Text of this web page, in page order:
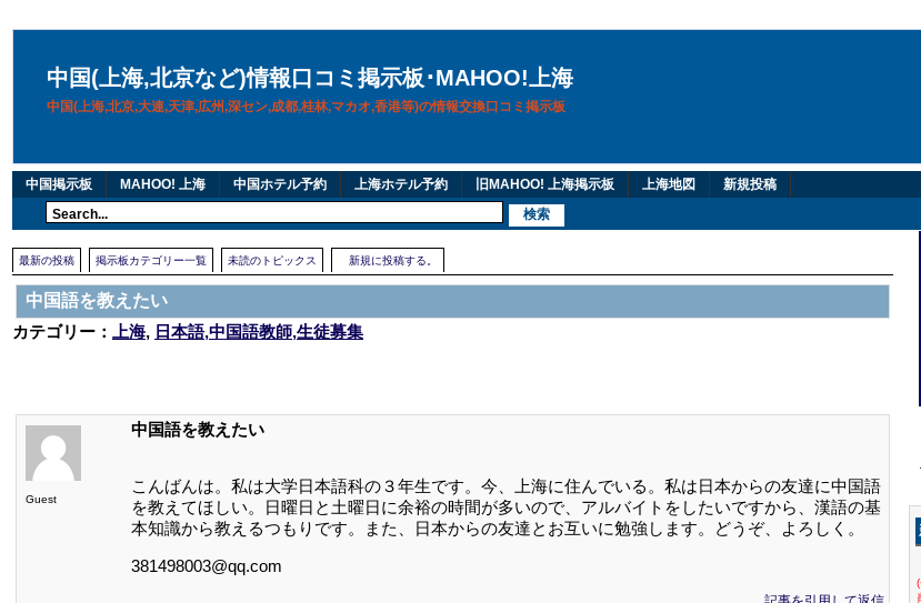
中国(上海,北京など)情報口コミ掲示板･MAHOO!上海
中国(上海,北京,大連,天津,広州,深セン,成都,桂林,マカオ,香港等)の情報交換口コミ掲示板
中国掲示板 MAHOO! 上海 中国ホテル予約 上海ホテル予約 旧MAHOO! 上海掲示板 上海地図 新規投稿
最新の投稿 掲示板カテゴリー一覧 未読のトピックス 新規に投稿する。
中国語を教えたい
カテゴリー：
上海, 日本語,中国語教師,生徒募集
Guest
中国語を教えたい
こんばんは。私は大学日本語科の３年生です。今、上海に住んでいる。私は日本からの友達に中国語
を教えてほしい。日曜日と土曜日に余裕の時間が多いので、アルバイトをしたいですから、漢語の基
本知識から教えるつもりです。また、日本からの友達とお互いに勉強します。どうぞ、よろしく。
381498003@qq.com